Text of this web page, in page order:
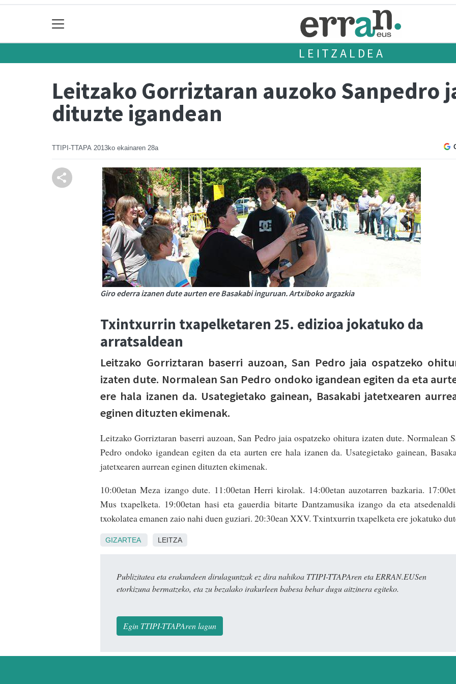
LEITZALDEA
Leitzako Gorriztaran auzoko Sanpedro
dituzte igandean
TTIPI-TTAPA 2013ko ekainaren 28a
Giro ederra izanen dute aurten ere Basakabi inguruan. Artxiboko argazkia
Txintxurrin txapelketaren 25. edizioa jokatuko da
arratsaldean
Leitzako Gorriztaran baserri auzoan, San Pedro jaia ospatzeko
izaten dute. Normalean San Pedro ondoko igandean egiten da eta
ere hala izanen da. Usategietako gainean, Basakabi jatetxearen
eginen dituzten ekimenak.
Leitzako Gorriztaran baserri auzoan, San Pedro jaia ospatzeko ohitura izaten dute. Normalean
Pedro ondoko igandean egiten da eta aurten ere hala izanen da. Usategietako gainean,
jatetxearen aurrean eginen dituzten ekimenak.
10:00etan Meza izango dute. 11:00etan Herri kirolak. 14:00etan auzotarren bazkaria.
Mus txapelketa. 19:00etan hasi eta gauerdia bitarte Dantzamusika izango da eta
txokolatea emanen zaio nahi duen guziari. 20:30ean XXV. Txintxurrin txapelketa ere jokatuko
GIZARTEA LEITZA
Publizitatea eta erakundeen dirulaguntzak ez dira nahikoa TTIPI-TTAPAren eta ERRAN.EUSen
etorkizuna bermatzeko, eta zu bezalako irakurleen babesa behar dugu aitzinera egiteko.
Egin TTIPI-TTAPAren lagun